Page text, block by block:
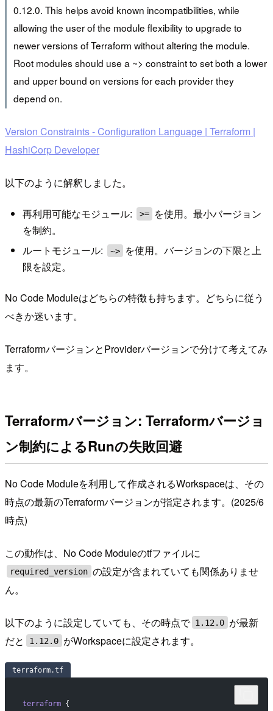
0.12.0. This helps avoid known incompatibilities, while
allowing the user of the module flexibility to upgrade to
newer versions of Terraform without altering the module.
Root modules should use a ~> constraint to set both a lower
and upper bound on versions for each provider they
depend on.
Version Constraints - Configuration Language | Terraform |
HashiCorp Developer
以下のように解釈しました。
再利用可能なモジュール: >=
を使用。最小バージョン
を制約。
ルートモジュール:
~>
を使用。バージョンの下限と上
限を設定。
No Code Moduleはどちらの特徴も持ちます。どちらに従う
べきか迷います。
TerraformバージョンとProviderバージョンで分けて考えてみ
ます。
Terraformバージョン: Terraformバージョ
ン制約によるRunの失敗回避
No Code Moduleを利用して作成されるWorkspaceは、その
時点の最新のTerraformバージョンが指定されます。(2025/6
時点)
この動作は、No Code Moduleのtfファイルに
required_version の設定が含まれていても関係ありませ
ん。
以下のように設定していても、その時点で 1.12.0 が最新
だと
1.12.0 がWorkspaceに設定されます。
terraform.tf
terraform {